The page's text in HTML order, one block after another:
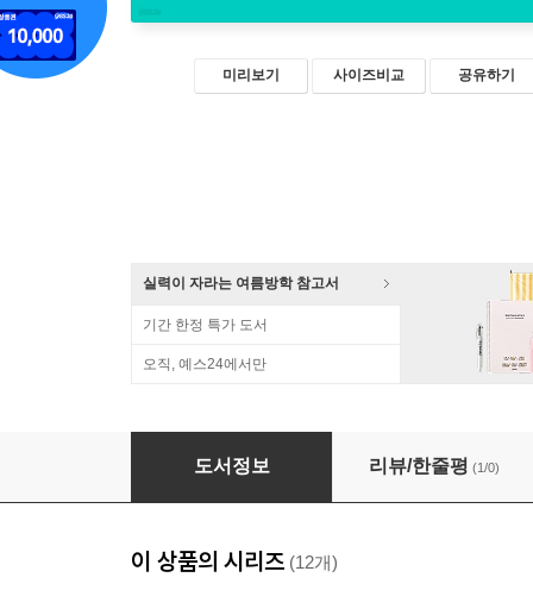
미리보기 사이즈비교 공유하기
실력이 자라는 여름방학 참고서
기간 한정 특가 도서
오직, 예스24에서만
수학더익힘 4-2
도서정보 리뷰/한줄평 (1/0)
이 상품의 시리즈 (12개)